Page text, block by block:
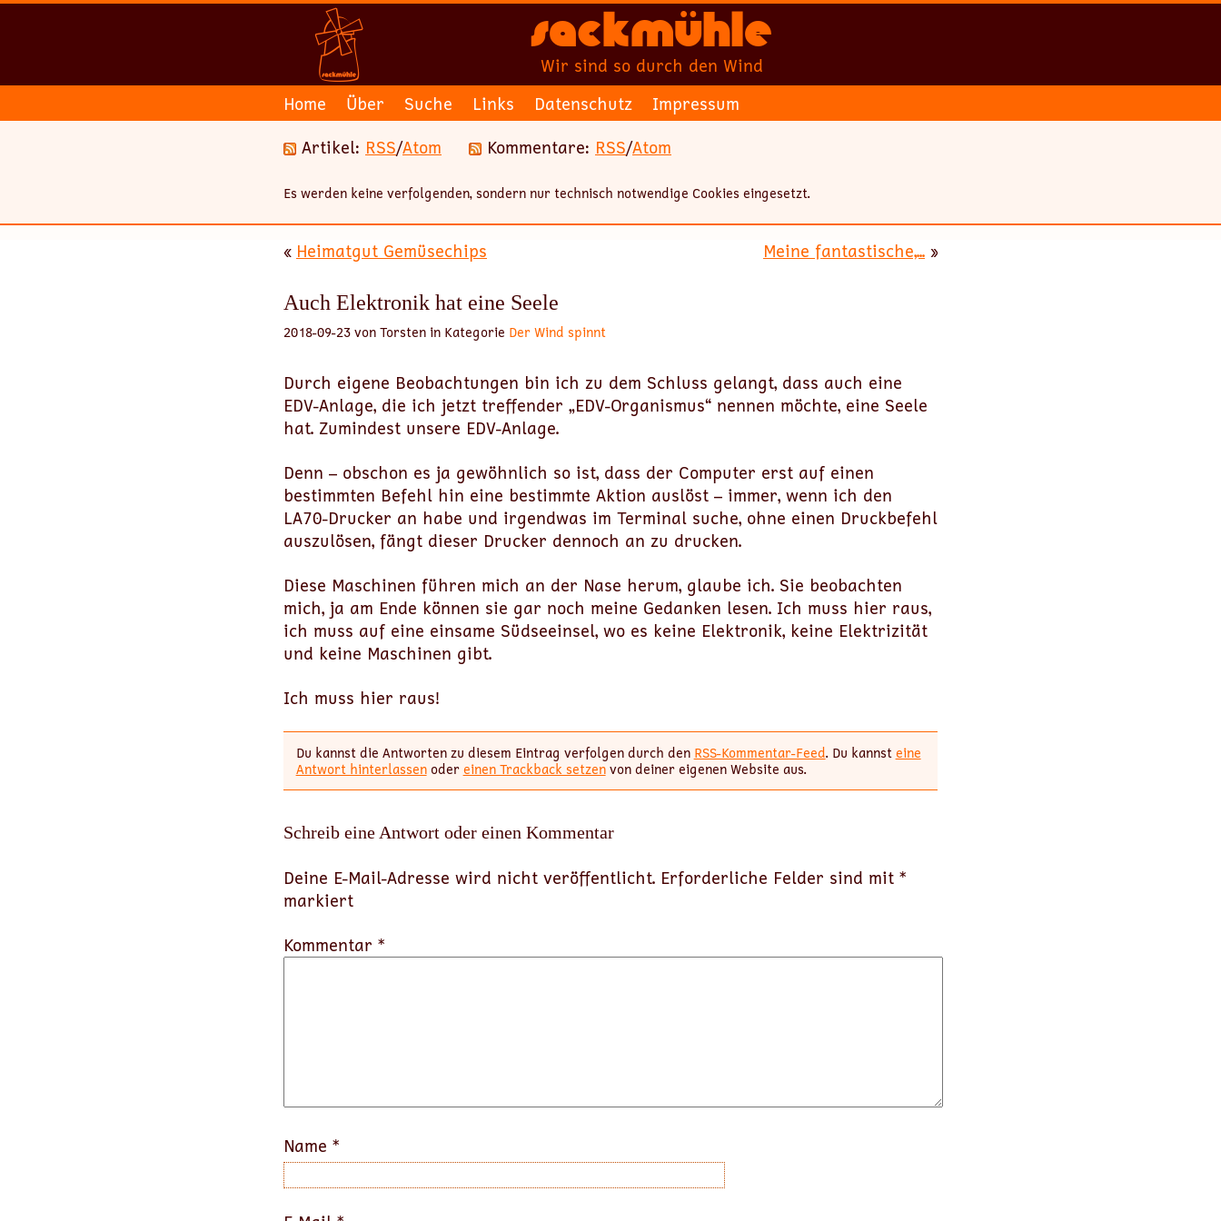
Sackmühle
Wir sind so durch den Wind
Home
Über Suche Links Datenschutz
Impressum
Artikel: RSS/Atom Kommentare: RSS/Atom
Es werden keine verfolgenden, sondern nur technisch notwendige Cookies eingesetzt.
« Heimatgut Gemüsechips Meine fantastische,... »
Auch Elektronik hat eine Seele
2018-09-23 von Torsten in Kategorie Der Wind spinnt
Durch eigene Beobachtungen bin ich zu dem Schluss gelangt, dass auch eine
EDV-Anlage, die ich jetzt treffender „EDV-Organismus“ nennen möchte, eine Seele
hat. Zumindest unsere EDV-Anlage.
Denn – obschon es ja gewöhnlich so ist, dass der Computer erst auf einen
bestimmten Befehl hin eine bestimmte Aktion auslöst – immer, wenn ich den
LA70-Drucker an habe und irgendwas im Terminal suche, ohne einen Druckbefehl
auszulösen, fängt dieser Drucker dennoch an zu drucken.
Diese Maschinen führen mich an der Nase herum, glaube ich. Sie beobachten
mich, ja am Ende können sie gar noch meine Gedanken lesen. Ich muss hier raus,
ich muss auf eine einsame Südseeinsel, wo es keine Elektronik, keine Elektrizität
und keine Maschinen gibt.
Ich muss hier raus!
Du kannst die Antworten zu diesem Eintrag verfolgen durch den RSS-Kommentar-Feed. Du kannsteine
Antwort hinterlassenodereinen Trackback setzenvon deiner eigenen Website aus.
Schreib eine Antwort oder einen Kommentar
Deine E-Mail-Adresse wird nicht veröffentlicht. Erforderliche Felder sind mit *
markiert
Kommentar *
Name *